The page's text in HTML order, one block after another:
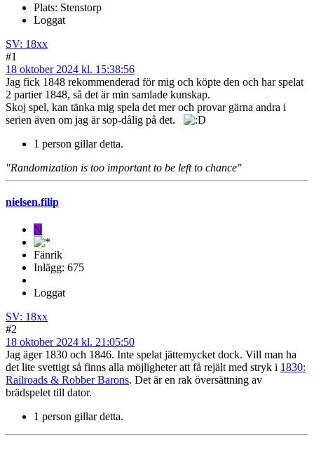
Plats: Stenstorp
Loggat
SV: 18xx
#1
18 oktober 2024 kl. 15:38:56
Jag fick 1848 rekommenderad för mig och köpte den och har spelat
2 partier 1848, så det är min samlade kunskap.
Skoj spel, kan tänka mig spela det mer och provar gärna andra i
serien även om jag är sop-dålig på det.
1 person gillar detta.
"Randomization is too important to be left to chance"
nielsen.filip
N
Fänrik
Inlägg: 675
Loggat
SV: 18xx
#2
18 oktober 2024 kl. 21:05:50
Jag äger 1830 och 1846. Inte spelat jättemycket dock. Vill man ha
det lite svettigt så finns alla möjligheter att få rejält med stryk i 1830:
Railroads & Robber Barons. Det är en rak översättning av
brädspelet till dator.
1 person gillar detta.